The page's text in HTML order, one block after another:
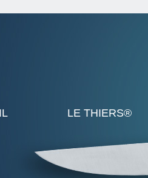
LE THIERS®